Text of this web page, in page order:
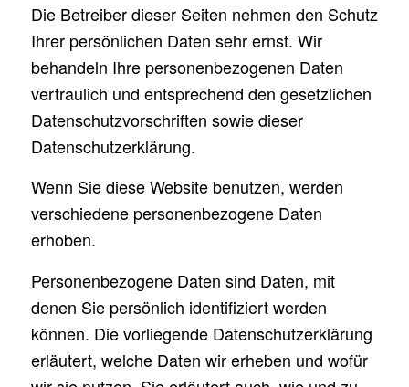
Die Betreiber dieser Seiten nehmen den Schutz
Ihrer persönlichen Daten sehr ernst. Wir
behandeln Ihre personenbezogenen Daten
vertraulich und entsprechend den gesetzlichen
Datenschutzvorschriften sowie dieser
Datenschutzerklärung.
Wenn Sie diese Website benutzen, werden
verschiedene personenbezogene Daten
erhoben.
Personenbezogene Daten sind Daten, mit
denen Sie persönlich identifiziert werden
können. Die vorliegende Datenschutzerklärung
erläutert, welche Daten wir erheben und wofür